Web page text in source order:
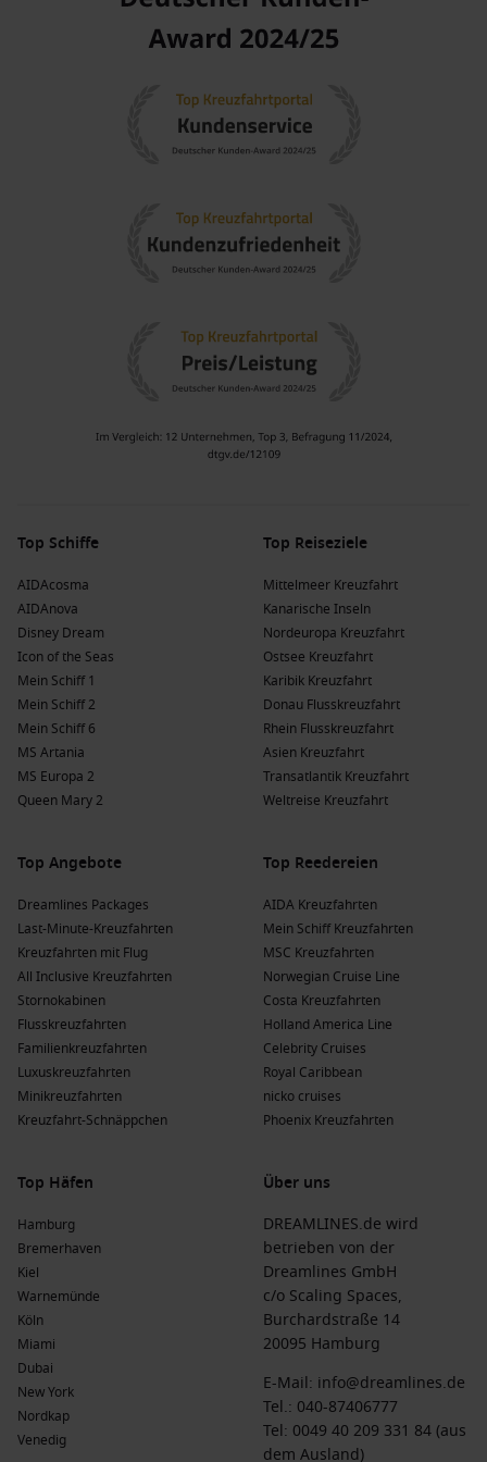
Top Schiffe
AIDAcosma
AIDAnova
Disney Dream
Icon of the Seas
Mein Schiff 1
Mein Schiff 2
Mein Schiff 6
MS Artania
MS Europa 2
Queen Mary 2
Top Reiseziele
Mittelmeer Kreuzfahrt
Kanarische Inseln
Nordeuropa Kreuzfahrt
Ostsee Kreuzfahrt
Karibik Kreuzfahrt
Donau Flusskreuzfahrt
Rhein Flusskreuzfahrt
Asien Kreuzfahrt
Transatlantik Kreuzfahrt
Weltreise Kreuzfahrt
Top Angebote
Dreamlines Packages
Last-Minute-Kreuzfahrten
Kreuzfahrten mit Flug
All Inclusive Kreuzfahrten
Stornokabinen
Flusskreuzfahrten
Familienkreuzfahrten
Luxuskreuzfahrten
Minikreuzfahrten
Kreuzfahrt-Schnäppchen
Top Reedereien
AIDA Kreuzfahrten
Mein Schiff Kreuzfahrten
MSC Kreuzfahrten
Norwegian Cruise Line
Costa Kreuzfahrten
Holland America Line
Celebrity Cruises
Royal Caribbean
nicko cruises
Phoenix Kreuzfahrten
Top Häfen
Hamburg
Bremerhaven
Kiel
Warnemünde
Köln
Miami
Dubai
New York
Nordkap
Venedig
Über uns
DREAMLINES.de wird
betrieben von der
Dreamlines GmbH
c/o Scaling Spaces,
Burchardstraße 14
20095 Hamburg
E-Mail: info@dreamlines.de
Tel.: 040-87406777
Tel: 0049 40 209 331 84 (aus
dem Ausland)